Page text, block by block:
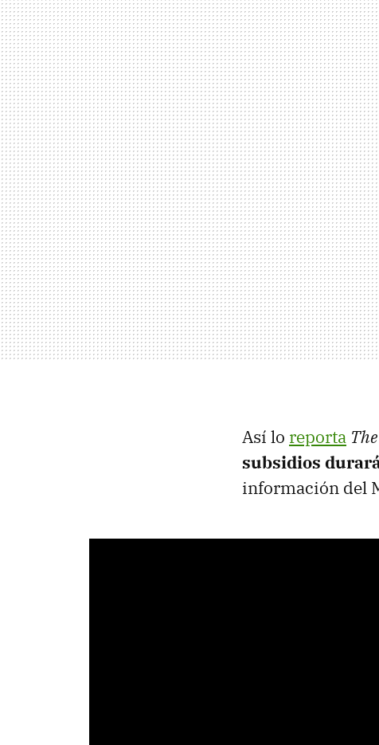
Así lo reporta
subsidios
información del